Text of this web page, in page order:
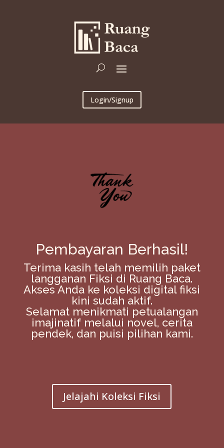
Login/Signup
Pembayaran Berhasil!
Terima kasih telah memilih paket
langganan Fiksi di Ruang Baca.
Akses Anda ke koleksi digital fiksi
kini sudah aktif.
Selamat menikmati petualangan
imajinatif melalui novel, cerita
pendek, dan puisi pilihan kami.
Jelajahi Koleksi Fiksi